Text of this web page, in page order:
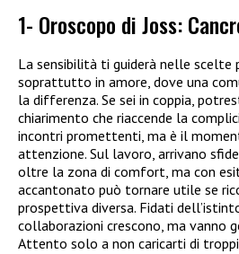
1- Oroscopo di Joss:
La sensibilità ti guiderà nelle scelte
soprattutto in amore, dove una
la differenza. Se sei in coppia,
chiarimento che riaccende la
incontri promettenti, ma è il
attenzione. Sul lavoro, arrivano
oltre la zona di comfort, ma con
accantonato può tornare utile se
prospettiva diversa. Fidati
collaborazioni crescono, ma vanno
Attento solo a non caricarti di